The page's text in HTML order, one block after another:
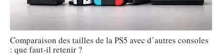
Comparaison des tailles de la PS5 avec d’autres consoles
: que faut-il retenir ?